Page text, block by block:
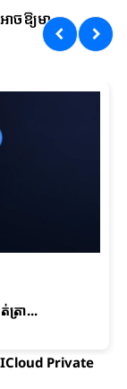
ចឱ្យមា...
រា...
Private